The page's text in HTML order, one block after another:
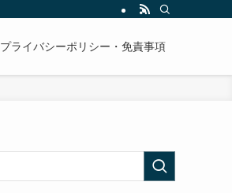
プライバシーポリシー・免責事項